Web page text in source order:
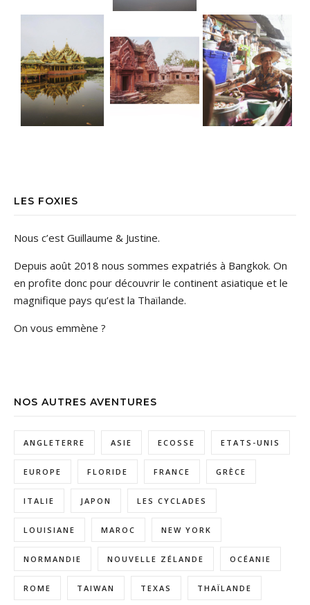
LES FOXIES
Nous c’est Guillaume & Justine.
Depuis août 2018 nous sommes expatriés à Bangkok. On
en profite donc pour découvrir le continent asiatique et le
magnifique pays qu’est la Thaïlande.
On vous emmène ?
NOS AUTRES AVENTURES
ANGLETERRE ASIE ECOSSE ETATS-UNIS
EUROPE FLORIDE FRANCE GRÈCE
ITALIE JAPON LES CYCLADES
LOUISIANE MAROC NEW YORK
NORMANDIE NOUVELLE ZÉLANDE OCÉANIE
ROME TAIWAN TEXAS THAÏLANDE